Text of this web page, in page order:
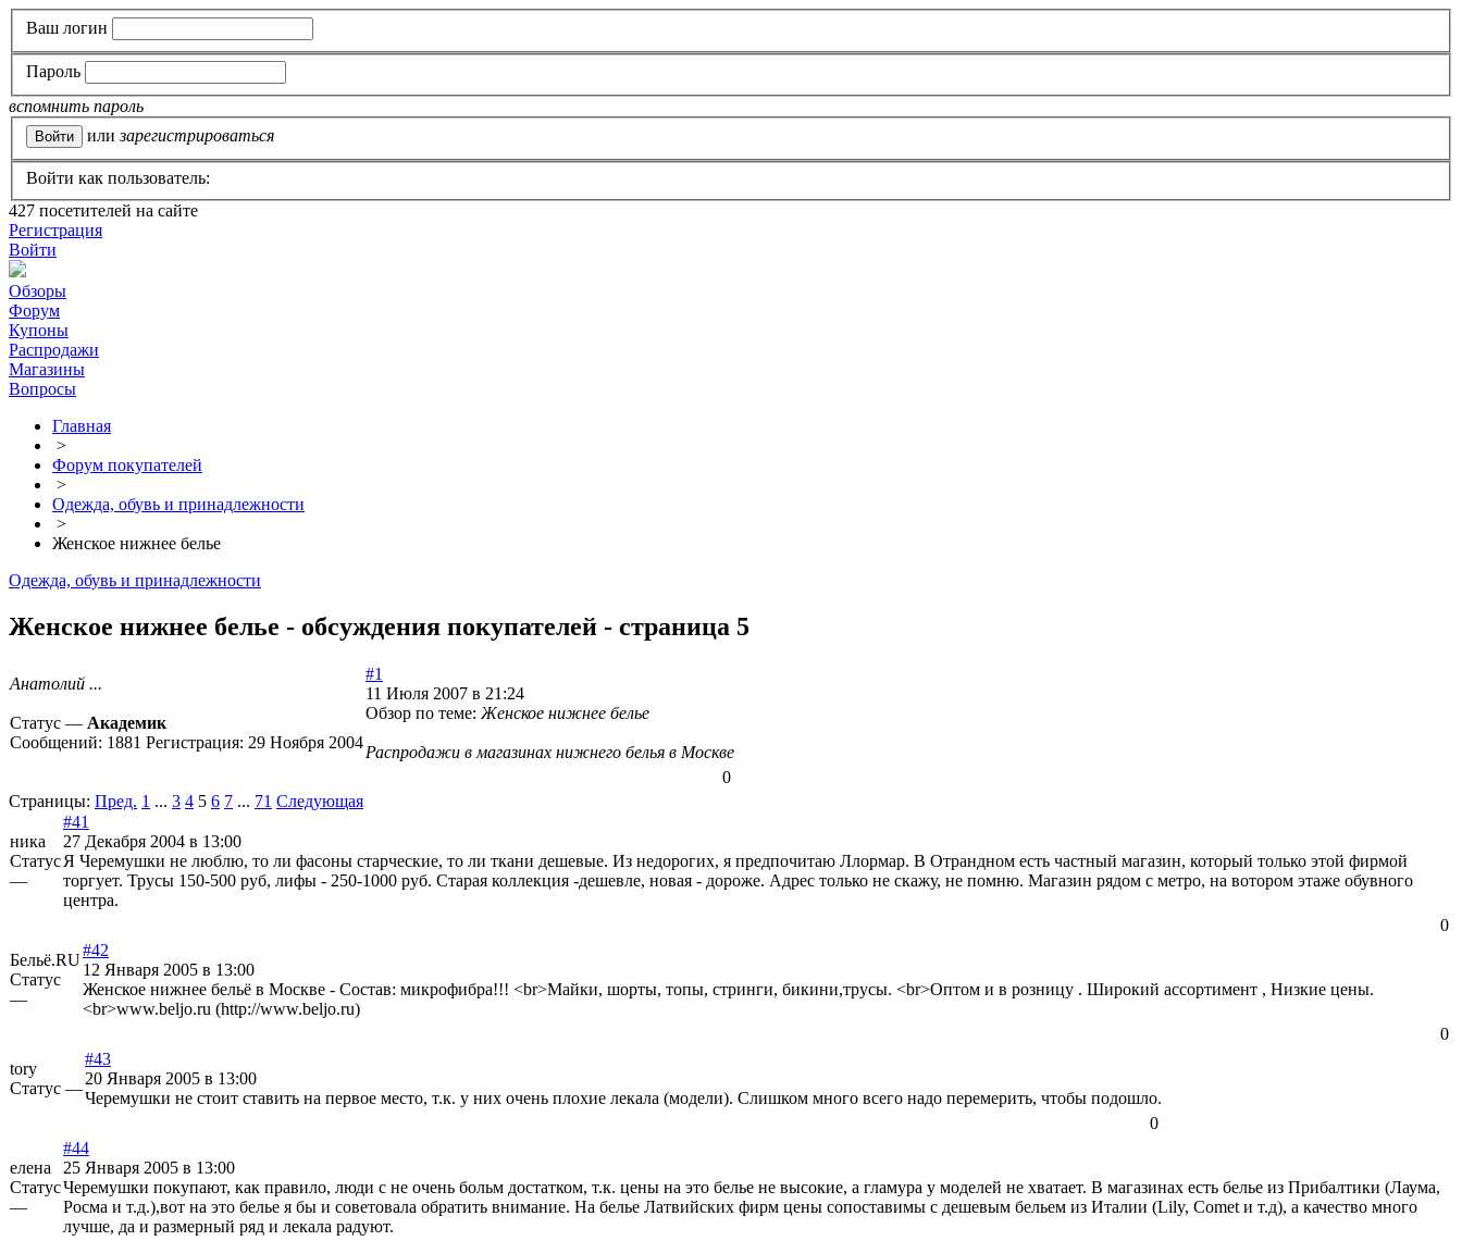
Ваш логин
Пароль
вспомнить пароль
или зарегистрироваться
Войти как пользователь:
427 посетителей на сайте
Регистрация
Войти
Обзоры
Форум
Купоны
Распродажи
Магазины
Вопросы
Главная
>
Форум покупателей
>
Одежда, обувь и принадлежности
>
Женское нижнее белье
Одежда, обувь и принадлежности
Женское нижнее белье - обсуждения покупателей - страница 5
Анатолий ...
Статус — Академик
Сообщений: 1881 Регистрация: 29 Ноября 2004
#1
11 Июля 2007 в 21:24
Обзор по теме: Женское нижнее белье
Распродажи в магазинах нижнего белья в Москве
0
Страницы: Пред. 1 ... 3 4 5 6 7 ... 71 Следующая
ника
Статус
—
#41
27 Декабря 2004 в 13:00
Я Черемушки не люблю, то ли фасоны старческие, то ли ткани дешевые. Из недорогих, я предпочитаю Ллормар. В Отрандном есть частный магазин, который только этой фирмой
торгует. Трусы 150-500 руб, лифы - 250-1000 руб. Старая коллекция -дешевле, новая - дороже. Адрес только не скажу, не помню. Магазин рядом с метро, на вотором этаже обувного
центра.
0
Бельё.RU
Статус
—
#42
12 Января 2005 в 13:00
Женское нижнее бельё в Москве - Состав: микрофибра!!! <br>Майки, шорты, топы, стринги, бикини,трусы. <br>Оптом и в розницу . Широкий ассортимент , Низкие цены.
<br>www.beljo.ru (http://www.beljo.ru)
0
tory
Статус —
#43
20 Января 2005 в 13:00
Черемушки не стоит ставить на первое место, т.к. у них очень плохие лекала (модели). Слишком много всего надо перемерить, чтобы подошло.
0
елена
Статус
—
#44
25 Января 2005 в 13:00
Черемушки покупают, как правило, люди с не очень больм достатком, т.к. цены на это белье не высокие, а гламура у моделей не хватает. В магазинах есть белье из Прибалтики (Лаума,
Росма и т.д.),вот на это белье я бы и советовала обратить внимание. На белье Латвийских фирм цены сопоставимы с дешевым бельем из Италии (Lily, Comet и т.д), а качество много
лучше, да и размерный ряд и лекала радуют.